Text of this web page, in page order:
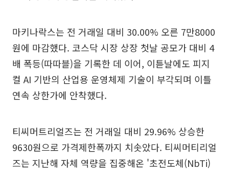
마키나락스는 전 거래일 대비 30.00% 오른 7만8000
원에 마감했다. 코스닥 시장 상장 첫날 공모가 대비 4
배 폭등(따따블)을 기록한 데 이어, 이튿날에도 피지
컬 AI 기반의 산업용 운영체제 기술이 부각되며 이틀
연속 상한가에 안착했다.
티씨머트리얼즈는 전 거래일 대비 29.96% 상승한
9630원으로 가격제한폭까지 치솟았다. 티씨머티리얼
즈는 지난해 자체 역량을 집중해온 '초전도체(NbTi)